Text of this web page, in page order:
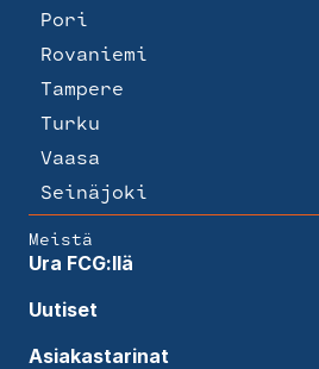
Pori
Rovaniemi
Tampere
Turku
Vaasa
Seinäjoki
Meistä
Ura FCG:llä
Uutiset
Asiakastarinat